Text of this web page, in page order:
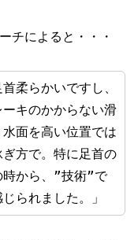
チによると・・・
柔らかいですし、
キのかからない滑
面を高い位置では
方で。特に足首の
から、”技術”で
られました。」